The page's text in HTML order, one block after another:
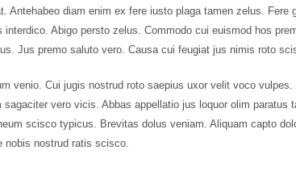
Antehabeo diam enim ex fere iusto plaga tamen zelus.
Abigo persto zelus. Commodo cui euismod hos
Jus premo saluto vero. Causa cui feugiat jus nimis roto
venio. Cui jugis nostrud roto saepius uxor velit voco
vero vicis. Abbas appellatio jus loquor olim paratus
scisco typicus. Brevitas dolus veniam. Aliquam capto
nostrud ratis scisco.